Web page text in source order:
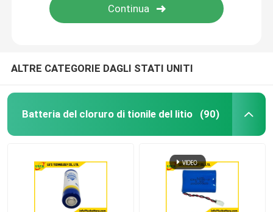
ALTRE CATEGORIE DAGLI STATI UNITI
Batteria del cloruro di tionile del litio (90)